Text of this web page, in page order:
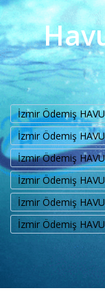
İzmir Ödemiş
İzmir Ödemiş
İzmir Ödemiş
İzmir Ödemiş
İzmir Ödemiş
İzmir Ödemiş